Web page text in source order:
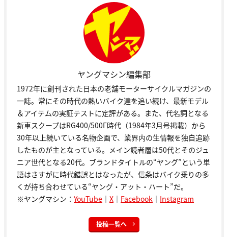
ヤングマシン編集部
1972年に創刊された日本の老舗モーターサイクルマガジンの
一誌。常にその時代の熱いバイク達を追い続け、最新モデル
＆アイテムの実証テストに定評がある。また、代名詞となる
新車スクープはRG400/500Γ時代（1984年3月号掲載）から
30年以上続いている名物企画で、業界内の生情報を独自追跡
したものが主となっている。メイン読者層は50代とそのジュ
ニア世代となる20代。ブランドタイトルの“ヤング”という単
語はさすがに時代錯誤とはなったが、信条はバイク乗りの多
くが持ち合わせている“ヤング・アット・ハート”だ。
※ヤングマシン： YouTube ｜ X ｜ Facebook ｜ Instagram
投稿一覧へ